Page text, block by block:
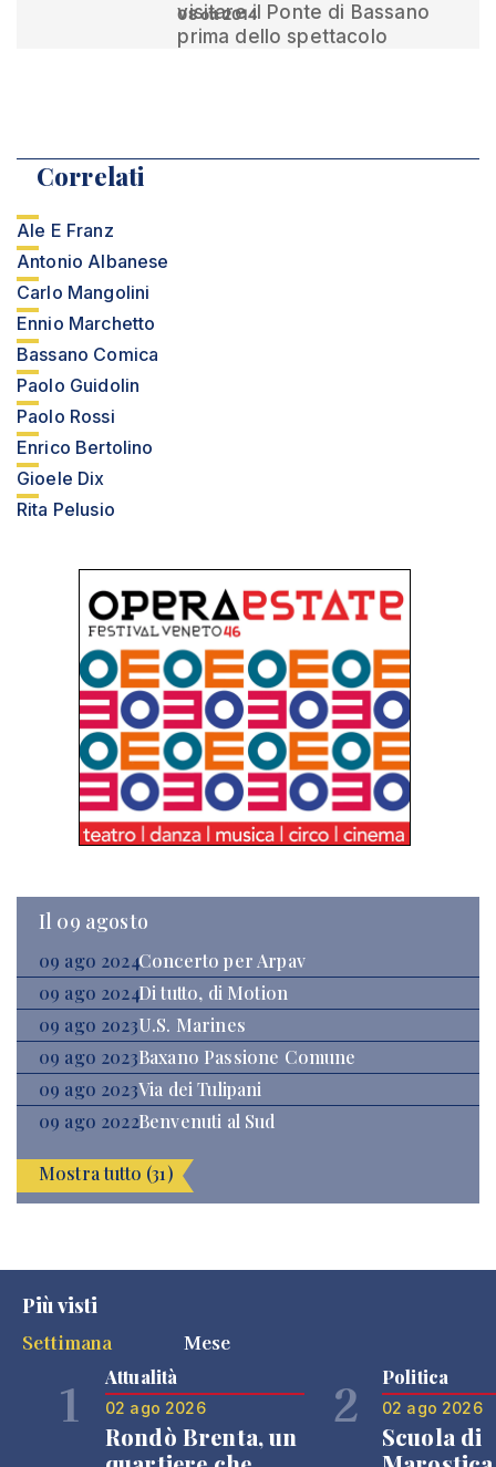
visitare il Ponte di Bassano
prima dello spettacolo
08 ott 2014
Correlati
Ale E Franz
Antonio Albanese
Carlo Mangolini
Ennio Marchetto
Bassano Comica
Paolo Guidolin
Paolo Rossi
Enrico Bertolino
Gioele Dix
Rita Pelusio
Il 09 agosto
09 ago 2024Concerto per Arpav
09 ago 2024Di tutto, di Motion
09 ago 2023U.S. Marines
09 ago 2023Baxano Passione Comune
09 ago 2023Via dei Tulipani
09 ago 2022Benvenuti al Sud
Mostra tutto (31)
Più visti
Settimana
Mese
1 Attualità
02 ago 2026
Rondò Brenta, un
2 Politica
02 ago 2026
Scuola di